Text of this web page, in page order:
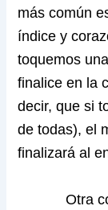
más común
índice y
toquemos
finalice en la
decir, que si
de todas), el
finalizará al
Otra cosa